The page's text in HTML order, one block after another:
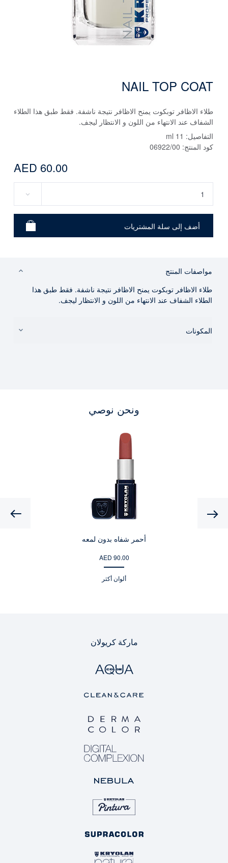
NAIL TOP COAT
طلاء الاظافر توبكوت يمنح الاظافر نتيجة ناشفة. فقط طبق هذا الطلاء
الشفاف عند الانتهاء من اللون و الانتظار ليجف.
التفاصيل: 11 ml
كود المنتج: 06922/00
AED 60.00
مواصفات المنتج
طلاء الاظافر توبكوت يمنح الاظافر نتيجة ناشفة. فقط طبق هذا
الطلاء الشفاف عند الانتهاء من اللون و الانتظار ليجف.
المكونات
ونحن نوصي
Previous
أحمر شفاه بدون لمعه
AED 90.00
ألوان أكثر
ماركة كريولان